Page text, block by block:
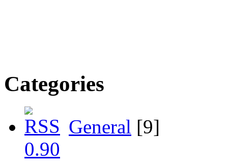
Categories
General [9]